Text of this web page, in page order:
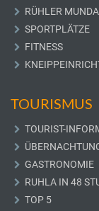
RÜHLER
SPORTPLÄTZE
FITNESS
TOURISMUS
TOURIST-
GASTRONOMIE
RUHLA IN 48
TOP 5